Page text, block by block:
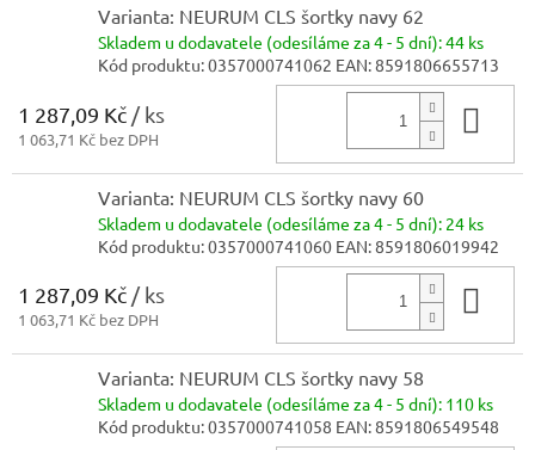
Varianta: NEURUM CLS šortky navy 62
Skladem u dodavatele (odesíláme za 4 - 5 dní):44 ks
Kód produktu:0357000741062 EAN:8591806655713
1 287,09 Kč / ks
1 063,71 Kč bez DPH
Varianta: NEURUM CLS šortky navy 60
Skladem u dodavatele (odesíláme za 4 - 5 dní): 24 ks
Kód produktu:0357000741060 EAN:8591806019942
1 287,09 Kč / ks
1 063,71 Kč bez DPH
Varianta: NEURUM CLS šortky navy 58
Skladem u dodavatele (odesíláme za 4 - 5 dní): 110 ks
Kód produktu:0357000741058 EAN:8591806549548